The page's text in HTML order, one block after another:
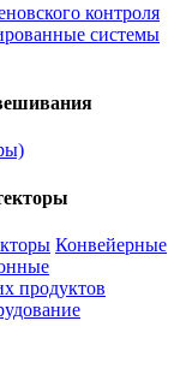
контроля
системы
Конвейерные
продуктов